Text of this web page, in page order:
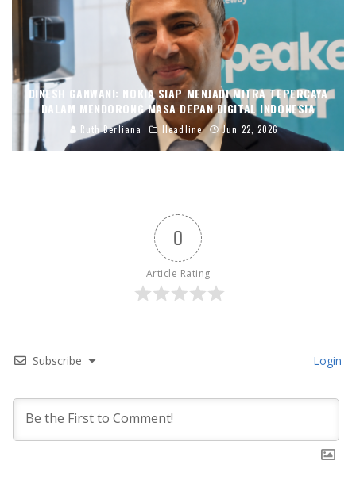
DINESH GANWANI: NOKIA SIAP MENJADI MITRA TEPERCAYA
DALAM MENDORONG MASA DEPAN DIGITAL INDONESIA
Ruth Berliana Headline Jun 22, 2026
0
Article Rating
Subscribe Login